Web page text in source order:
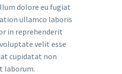
dolore eu fugiat
ullamco laboris
in reprehenderit
velit esse
cupidatat non
laborum.